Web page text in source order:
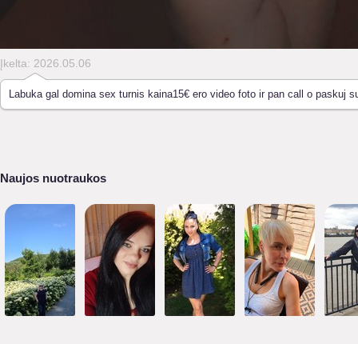
Įkelta: 2026.05.06
Labuka gal domina sex turnis kaina15€ ero video foto ir pan call o paskuj
Naujos nuotraukos